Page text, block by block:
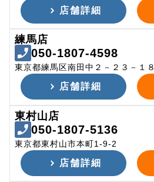
店舗詳細
練馬店
050-1807-4598
東京都練馬区南田中２－２３－１８
店舗詳細
東村山店
050-1807-5136
東京都東村山市本町1-9-2
店舗詳細